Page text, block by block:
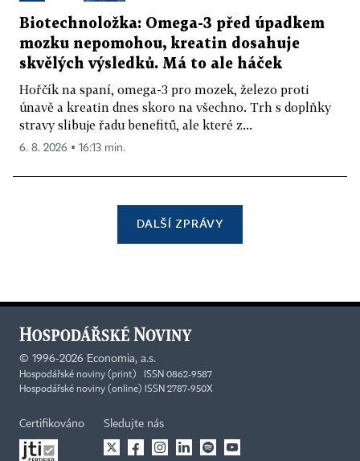
Biotechnoložka: Omega-3 před úpadkem
mozku nepomohou, kreatin dosahuje
skvělých výsledků. Má to ale háček
Hořčík na spaní, omega-3 pro mozek, železo proti
únavě a kreatin dnes skoro na všechno. Trh s doplňky
stravy slibuje řadu benefitů, ale které z...
6. 8. 2026 ▪ 16:13 min.
DALŠÍ ZPRÁVY
© 1996-2026 Economia, a.s.
Hospodářské noviny (print) ISSN 0862-9587
Hospodářské noviny (online) ISSN 2787-950X
Certifikováno Sledujte nás